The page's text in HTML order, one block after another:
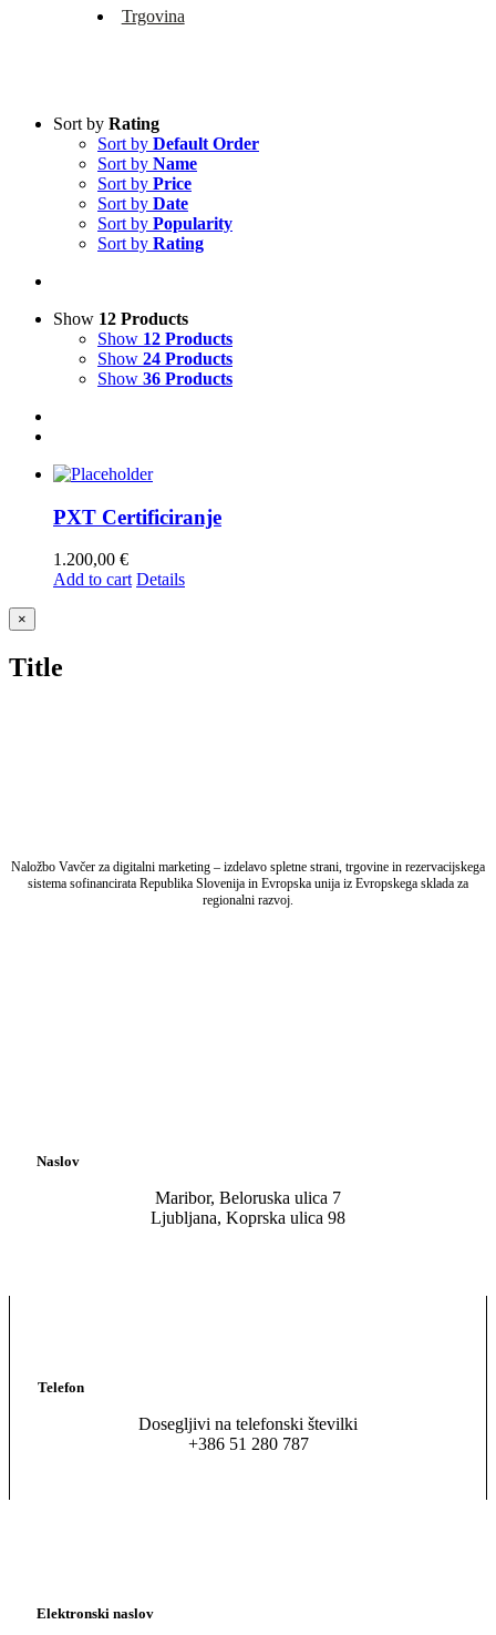
Trgovina
Sort by Rating
Sort by Default Order
Sort by Name
Sort by Price
Sort by Date
Sort by Popularity
Sort by Rating
Show 12 Products
Show 12 Products
Show 24 Products
Show 36 Products
PXT Certificiranje
1.200,00 €
Add to cart Details
Close
product
view
×
Title
Naložbo Vavčer za digitalni marketing – izdelavo spletne strani, trgovine in rezervacijskega
sistema sofinancirata Republika Slovenija in Evropska unija iz Evropskega sklada za
regionalni razvoj.
Naslov
Maribor, Beloruska ulica 7
Ljubljana, Koprska ulica 98
Telefon
Dosegljivi na telefonski številki
+386 51 280 787
Elektronski naslov